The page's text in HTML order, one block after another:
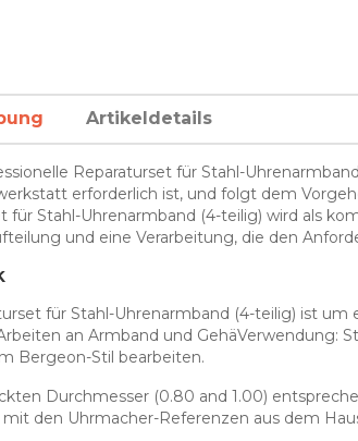
Artikeldetails
Reparaturset für Stahl-
erforderlich ist, und folgt dem
für Stahl-Uhrenarmband (4-teilig) wird als
und eine Verarbeitung, die den
für Stahl-Uhrenarmband (4-teilig) ist
an Armband und GehäVerwendung:
Bergeon-Stil bearbeiten.
Durchmesser (0.80 and 1.00)
mit den Uhrmacher-Referenzen aus dem